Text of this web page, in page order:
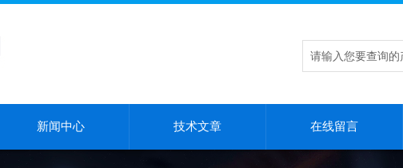
新闻中心 技术文章 在线留言